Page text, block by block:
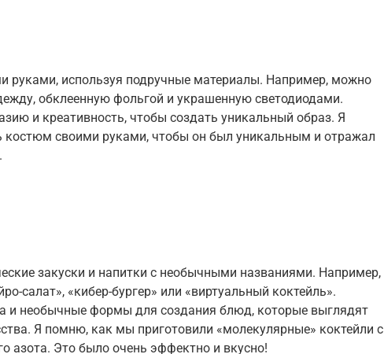
руками, используя подручные материалы. Например, можно
обклеенную фольгой и украшенную светодиодами.
и креативность, чтобы создать уникальный образ. Я
костюм своими руками, чтобы он был уникальным и отражал
закуски и напитки с необычными названиями. Например,
салат», «кибер-бургер» или «виртуальный коктейль».
и необычные формы для создания блюд, которые выглядят
Я помню, как мы приготовили «молекулярные» коктейли с
азота. Это было очень эффектно и вкусно!